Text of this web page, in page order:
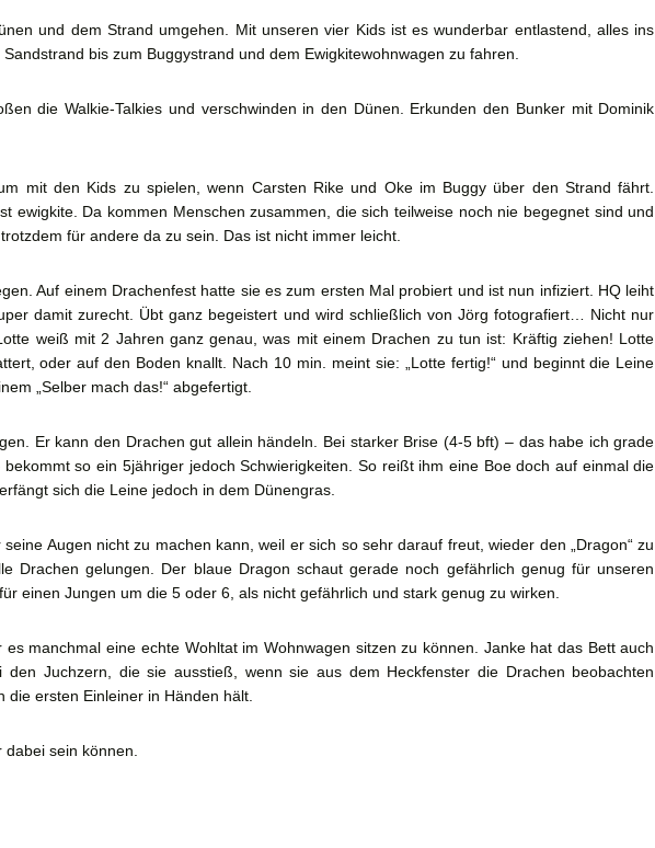
und dem Strand umgehen. Mit unseren vier Kids ist es wunderbar entlastend, alles ins
bis zum Buggystrand und dem Ewigkitewohnwagen zu fahren.
die Walkie-Talkies und verschwinden in den Dünen. Erkunden den Bunker mit Dominik
mit den Kids zu spielen, wenn Carsten Rike und Oke im Buggy über den Strand fährt.
ewigkite. Da kommen Menschen zusammen, die sich teilweise noch nie begegnet sind und
für andere da zu sein. Das ist nicht immer leicht.
Auf einem Drachenfest hatte sie es zum ersten Mal probiert und ist nun infiziert. HQ leiht
damit zurecht. Übt ganz begeistert und wird schließlich von Jörg fotografiert… Nicht nur
weiß mit 2 Jahren ganz genau, was mit einem Drachen zu tun ist: Kräftig ziehen! Lotte
oder auf den Boden knallt. Nach 10 min. meint sie: „Lotte fertig!“ und beginnt die Leine
„Selber mach das!“ abgefertigt.
Er kann den Drachen gut allein händeln. Bei starker Brise (4-5 bft) – das habe ich grade
so ein 5jähriger jedoch Schwierigkeiten. So reißt ihm eine Boe doch auf einmal die
sich die Leine jedoch in dem Dünengras.
Augen nicht zu machen kann, weil er sich so sehr darauf freut, wieder den „Dragon“ zu
Drachen gelungen. Der blaue Dragon schaut gerade noch gefährlich genug für unseren
einen Jungen um die 5 oder 6, als nicht gefährlich und stark genug zu wirken.
manchmal eine echte Wohltat im Wohnwagen sitzen zu können. Janke hat das Bett auch
Juchzern, die sie ausstieß, wenn sie aus dem Heckfenster die Drachen beobachten
ersten Einleiner in Händen hält.
sein können.